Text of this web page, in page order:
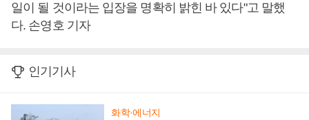
일이 될 것이라는 입장을 명확히 밝힌 바 있다"고 말했
다. 손영호 기자
인기기사
화학·에너지